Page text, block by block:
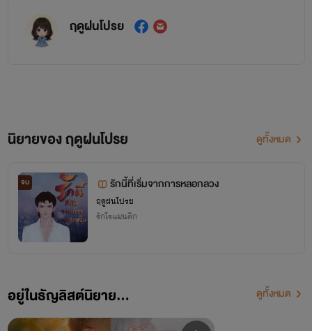
ฤดูฝนโปรย
นิยายของ ฤดูฝนโปรย ดูทั้งหมด
จบ รักนี้ที่เริ่มจากการหลอกลวง
ฤดูฝนโปรย
รักโรแมนติก
อยู่ในธัญลิสต์นิยาย... ดูทั้งหมด